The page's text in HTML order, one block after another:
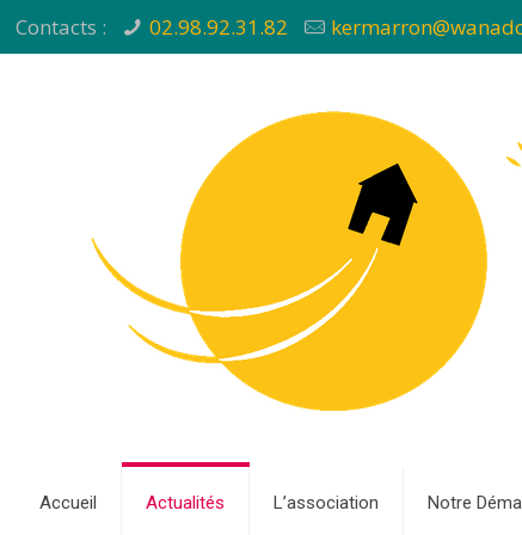
Contacts : 02.98.92.31.82
Accueil Actualités L’association Notre